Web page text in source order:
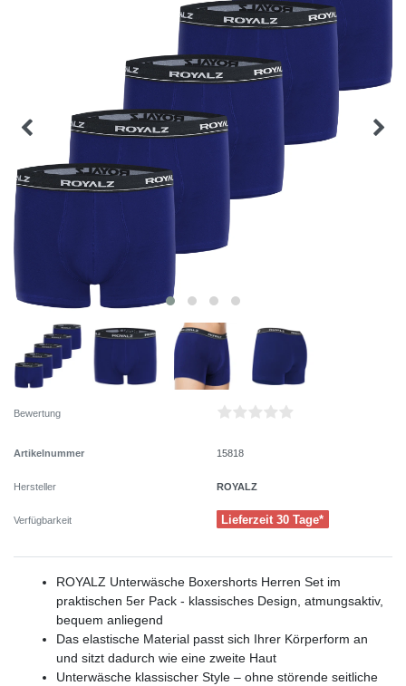
Bewertung
Artikelnummer 15818
Hersteller ROYALZ
Verfügbarkeit Lieferzeit 30 Tage*
ROYALZ Unterwäsche Boxershorts Herren Set im
praktischen 5er Pack - klassisches Design, atmungsaktiv,
bequem anliegend
Das elastische Material passt sich Ihrer Körperform an
und sitzt dadurch wie eine zweite Haut
Unterwäsche klassischer Style – ohne störende seitliche